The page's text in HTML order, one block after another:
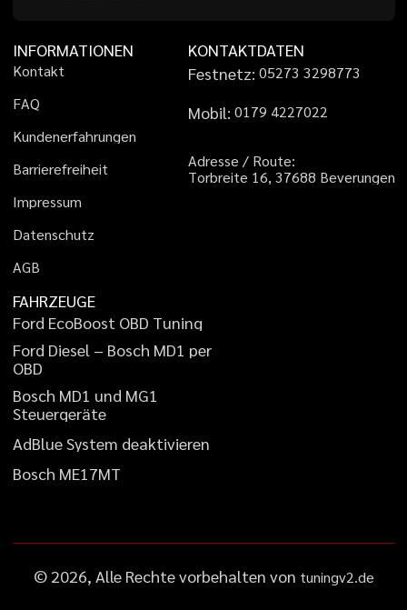
INFORMATIONEN
Kontakt
FAQ
Kundenerfahrungen
Barrierefreiheit
Impressum
Datenschutz
AGB
KONTAKTDATEN
Festnetz: 05273 3298773
Mobil: 01 79 4227022
Adresse / Route:
Torbreite 16, 37688 Beverungen
FAHRZEUGE
Ford EcoBoost OBD Tuning
Ford Diesel – Bosch MD1 per
OBD
Bosch MD1 und MG1
Steuergeräte
AdBlueSystem deaktivieren
Bosch ME17MT
© 2026, Alle Rechte vorbehalten von tuningv2.de